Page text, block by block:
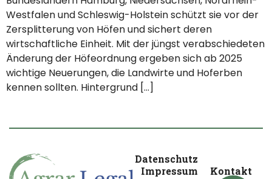
Westfalen und Schleswig-Holstein schützt sie vor der
Zersplitterung von Höfen und sichert deren
wirtschaftliche Einheit. Mit der jüngst verabschiedeten
Änderung der Höfeordnung ergeben sich ab 2025
wichtige Neuerungen, die Landwirte und Hoferben
kennen sollten. Hintergrund […]
Datenschutz
Impressum
Kontakt